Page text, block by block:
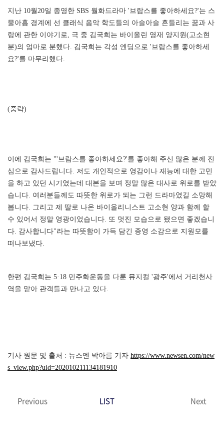
지난 10월20일 종영한 SBS 월화드라마 '브람스를 좋아하세요?'는 스
물아홉 경계에 선 클래식 음악 학도들의 아슬아슬 흔들리는 꿈과 사
랑에 관한 이야기로, 극 중 김국희는 바이올린 영재 양지원(고소현
분)의 엄마로 분했다. 김국희는 각성 엔딩으로 '브람스를 좋아하세
요?'를 마무리했다.
(중략)
이에 김국희는 "'브람스를 좋아하세요?'를 좋아해 주신 많은 분께 진
심으로 감사드립니다. 저도 개인적으로 영감이나 재능에 대한 고민
을 하고 있던 시기였는데 대본을 보며 정말 많은 대사로 위로를 받았
습니다. 여러분들께도 따뜻한 위로가 되는 그런 드라마였길 소망해
봅니다. 그리고 제 딸로 나온 바이올리니스트 고소현 양과 함께 할
수 있어서 정말 영광이었습니다. 또 멋진 모습으로 됐으면 좋겠습니
다. 감사합니다"라는 따뜻함이 가득 담긴 종영 소감으로 지원모를
떠나보냈다.
한편 김국희는 5·18 민주화운동을 다룬 뮤지컬 '광주'에서 거리천사
역을 맡아 관객들과 만나고 있다.
기사 원문 및 출처 : 뉴스엔 박아름 기자 https://www.newsen.com/new
s_view.php?uid=202010211134181910
Previous LIST Next